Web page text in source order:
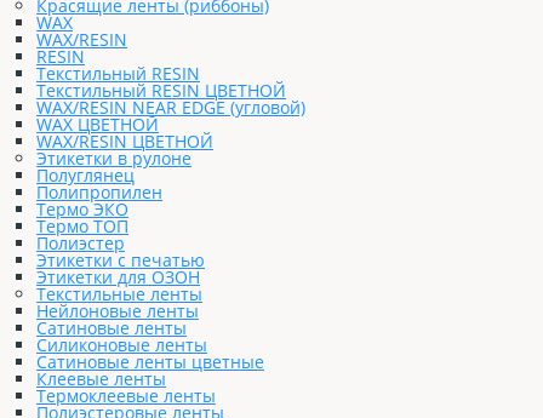
Красящие ленты (риббоны)
WAX
WAX/RESIN
RESIN
Текстильный RESIN
Текстильный RESIN ЦВЕТНОЙ
WAX/RESIN NEAR EDGE (угловой)
WAX ЦВЕТНОЙ
WAX/RESIN ЦВЕТНОЙ
Этикетки в рулоне
Полуглянец
Полипропилен
Термо ЭКО
Термо ТОП
Полиэстер
Этикетки с печатью
Этикетки для ОЗОН
Текстильные ленты
Нейлоновые ленты
Сатиновые ленты
Силиконовые ленты
Сатиновые ленты цветные
Клеевые ленты
Термоклеевые ленты
Полиэстеровые ленты